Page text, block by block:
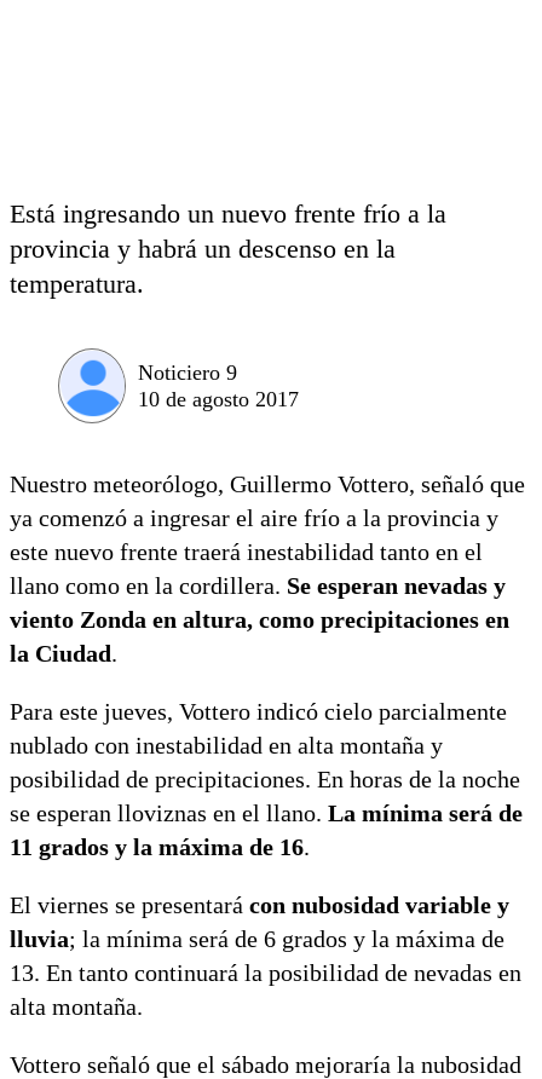
Está ingresando un nuevo frente frío a la
provincia y habrá un descenso en la
temperatura.
Noticiero 9
10 de agosto 2017
Nuestro meteorólogo, Guillermo Vottero, señaló que
ya comenzó a ingresar el aire frío a la provincia y
este nuevo frente traerá inestabilidad tanto en el
llano como en la cordillera. Se esperan nevadas y
viento Zonda en altura, como precipitaciones en
la Ciudad.
Para este jueves, Vottero indicó cielo parcialmente
nublado con inestabilidad en alta montaña y
posibilidad de precipitaciones. En horas de la noche
se esperan lloviznas en el llano. La mínima será de
11 grados y la máxima de 16.
El viernes se presentará con nubosidad variable y
lluvia; la mínima será de 6 grados y la máxima de
13. En tanto continuará la posibilidad de nevadas en
alta montaña.
Vottero señaló que el sábado mejoraría la nubosidad